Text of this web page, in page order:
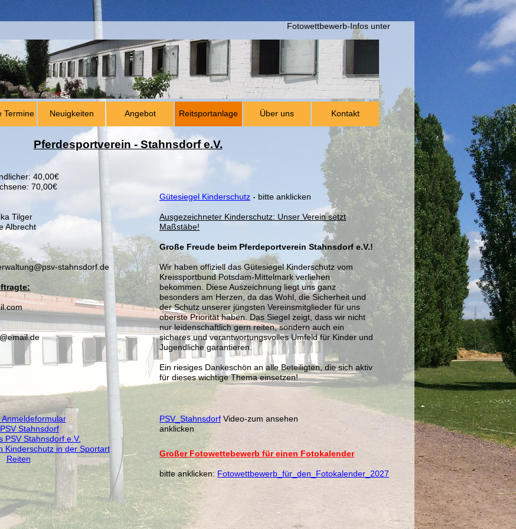
Termine Neuigkeiten Angebot Reitsportanlage Über uns Kontakt
Fotowettbewerb-Infos unter Reitsportanlage-Pferdesportverein
Pferdesportverein - Stahnsdorf e.V.
40,00€
70,00€
Tilger
Albrecht
stahnsdorf.de
Gütesiegel Kinderschutz - bitte anklicken
Ausgezeichneter Kinderschutz: Unser Verein setzt
Maßstäbe!
Große Freude beim Pferdeportverein Stahnsdorf e.V.!
Wir haben offiziell das Gütesiegel Kinderschutz vom
Kreissportbund Potsdam-Mittelmark verliehen
bekommen. Diese Auszeichnung liegt uns ganz
besonders am Herzen, da das Wohl, die Sicherheit und
der Schutz unserer jüngsten Vereinsmitglieder für uns
oberste Priorität haben. Das Siegel zeigt, dass wir nicht
nur leidenschaftlich gern reiten, sondern auch ein
sicheres und verantwortungsvolles Umfeld für Kinder und
Jugendliche garantieren.
Ein riesiges Dankeschön an alle Beteiligten, die sich aktiv
für dieses wichtige Thema einsetzen!
Anmeldeformular
Stahnsdorf
PSV Stahnsdorf e.V.
Kinderschutz in der Sportart
Reiten
PSV_Stahnsdorf Video-zum ansehen
anklicken
Großer Fotowettebewerb für einen Fotokalender
bitte anklicken: Fotowettbewerb_für_den_Fotokalender_2027